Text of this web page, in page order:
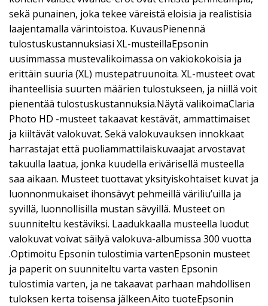
sekä punainen, joka tekee väreistä eloisia ja realistisia
laajentamalla värintoistoa. KuvausPienennä
tulostuskustannuksiasi XL-musteillaEpsonin
uusimmassa mustevalikoimassa on vakiokokoisia ja
erittäin suuria (XL) mustepatruunoita. XL-musteet ovat
ihanteellisia suurten määrien tulostukseen, ja niillä voit
pienentää tulostuskustannuksia.Näytä valikoimaClaria
Photo HD -musteet takaavat kestävät, ammattimaiset
ja kiiltävät valokuvat. Sekä valokuvauksen innokkaat
harrastajat että puoliammattilaiskuvaajat arvostavat
takuulla laatua, jonka kuudella erivärisellä musteella
saa aikaan. Musteet tuottavat yksityiskohtaiset kuvat ja
luonnonmukaiset ihonsävyt pehmeillä väriliu’uilla ja
syvillä, luonnollisilla mustan sävyillä. Musteet on
suunniteltu kestäviksi. Laadukkaalla musteella luodut
valokuvat voivat säilyä valokuva-albumissa 300 vuotta
.Optimoitu Epsonin tulostimia vartenEpsonin musteet
ja paperit on suunniteltu varta vasten Epsonin
tulostimia varten, ja ne takaavat parhaan mahdollisen
tuloksen kerta toisensa jälkeen.Aito tuoteEpsonin